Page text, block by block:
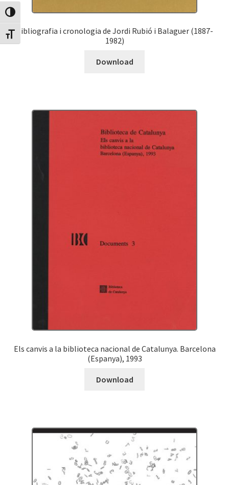
Canvia Alt Contrast
Canvia mida de lletra
Bibliografia i cronologia de Jordi Rubió i Balaguer (1887-
1982)
Download
Els canvis a la biblioteca nacional de Catalunya. Barcelona
(Espanya), 1993
Download